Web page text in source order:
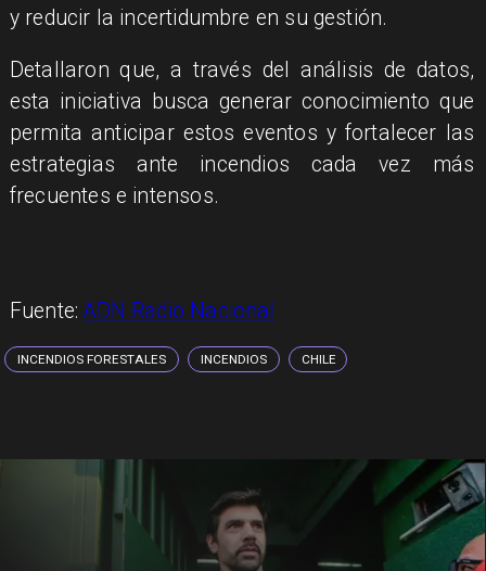
y reducir la incertidumbre en su gestión.
Detallaron que, a través del análisis de datos,
esta iniciativa busca generar conocimiento que
permita anticipar estos eventos y fortalecer las
estrategias ante incendios cada vez más
frecuentes e intensos.
Fuente:ADN Radio Nacional
INCENDIOS FORESTALES INCENDIOS CHILE